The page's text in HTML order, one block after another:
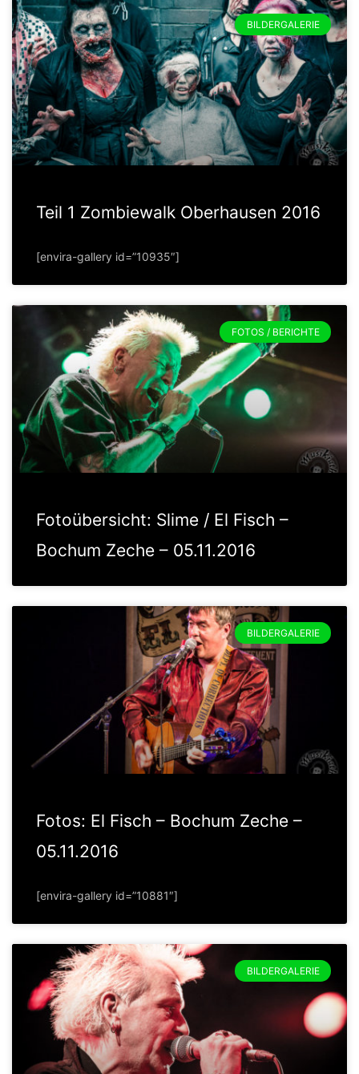
BILDERGALERIE
Teil 1 Zombiewalk Oberhausen 2016
[envira-gallery id=”10935″]
FOTOS / BERICHTE
Fotoübersicht: Slime / El Fisch –
Bochum Zeche – 05.11.2016
BILDERGALERIE
Fotos: El Fisch – Bochum Zeche –
05.11.2016
[envira-gallery id=”10881″]
BILDERGALERIE